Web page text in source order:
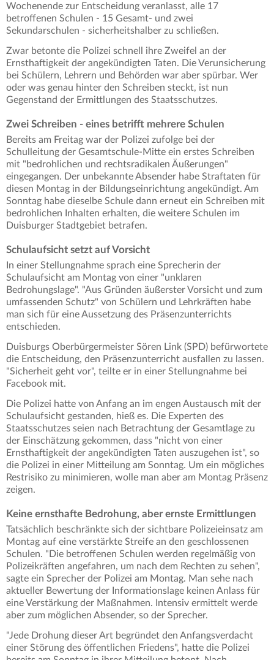
Wochenende zur Entscheidung veranlasst, alle 17
betroffenen Schulen - 15 Gesamt- und zwei
Sekundarschulen - sicherheitshalber zu schließen.
Zwar betonte die Polizei schnell ihre Zweifel an der
Ernsthaftigkeit der angekündigten Taten. Die Verunsicherung
bei Schülern, Lehrern und Behörden war aber spürbar. Wer
oder was genau hinter den Schreiben steckt, ist nun
Gegenstand der Ermittlungen des Staatsschutzes.
Zwei Schreiben - eines betrifft mehrere Schulen
Bereits am Freitag war der Polizei zufolge bei der
Schulleitung der Gesamtschule-Mitte ein erstes Schreiben
mit "bedrohlichen und rechtsradikalen Äußerungen"
eingegangen. Der unbekannte Absender habe Straftaten für
diesen Montag in der Bildungseinrichtung angekündigt. Am
Sonntag habe dieselbe Schule dann erneut ein Schreiben mit
bedrohlichen Inhalten erhalten, die weitere Schulen im
Duisburger Stadtgebiet betrafen.
Schulaufsicht setzt auf Vorsicht
In einer Stellungnahme sprach eine Sprecherin der
Schulaufsicht am Montag von einer "unklaren
Bedrohungslage". "Aus Gründen äußerster Vorsicht und zum
umfassenden Schutz" von Schülern und Lehrkräften habe
man sich für eine Aussetzung des Präsenzunterrichts
entschieden.
Duisburgs Oberbürgermeister Sören Link (SPD) befürwortete
die Entscheidung, den Präsenzunterricht ausfallen zu lassen.
"Sicherheit geht vor", teilte er in einer Stellungnahme bei
Facebook mit.
Die Polizei hatte von Anfang an im engen Austausch mit der
Schulaufsicht gestanden, hieß es. Die Experten des
Staatsschutzes seien nach Betrachtung der Gesamtlage zu
der Einschätzung gekommen, dass "nicht von einer
Ernsthaftigkeit der angekündigten Taten auszugehen ist", so
die Polizei in einer Mitteilung am Sonntag. Um ein mögliches
Restrisiko zu minimieren, wolle man aber am Montag Präsenz
zeigen.
Keine ernsthafte Bedrohung, aber ernste Ermittlungen
Tatsächlich beschränkte sich der sichtbare Polizeieinsatz am
Montag auf eine verstärkte Streife an den geschlossenen
Schulen. "Die betroffenen Schulen werden regelmäßig von
Polizeikräften angefahren, um nach dem Rechten zu sehen",
sagte ein Sprecher der Polizei am Montag. Man sehe nach
aktueller Bewertung der Informationslage keinen Anlass für
eine Verstärkung der Maßnahmen. Intensiv ermittelt werde
aber zum möglichen Absender, so der Sprecher.
"Jede Drohung dieser Art begründet den Anfangsverdacht
einer Störung des öffentlichen Friedens", hatte die Polizei